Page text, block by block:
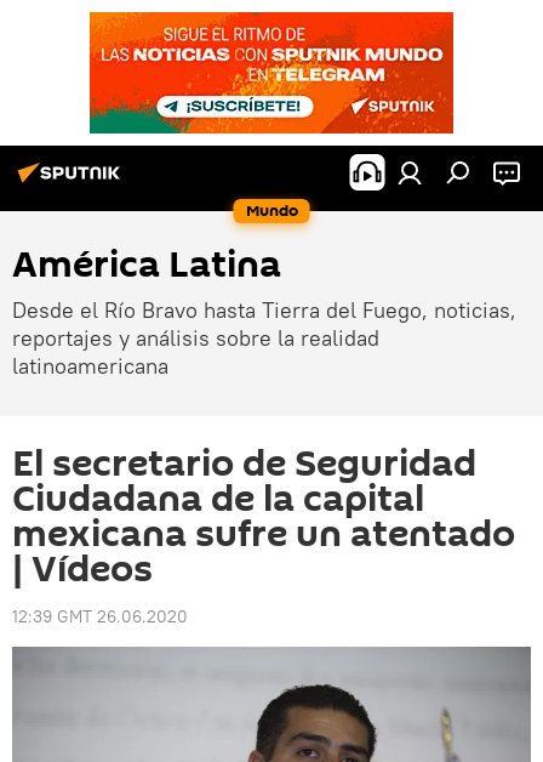
Mundo
América Latina
Desde el Río Bravo hasta Tierra del Fuego, noticias,
reportajes y análisis sobre la realidad
latinoamericana
El secretario de Seguridad
Ciudadana de la capital
mexicana sufre un atentado
| Vídeos
12:39 GMT 26.06.2020